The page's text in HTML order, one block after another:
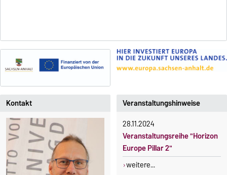
Veranstaltungshinweise
28.11.2024
Veranstaltungsreihe "Horizon
Europe Pillar 2"
weitere...
Kontakt